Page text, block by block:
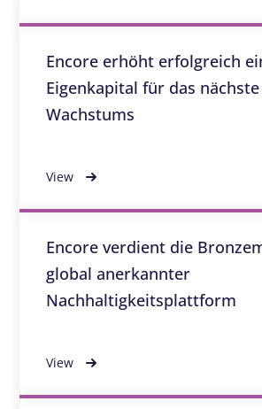
Encore erhöht erfolgreich
Eigenkapital für das
Wachstums
View
Encore verdient die
global anerkannter
Nachhaltigkeitsplattform
View